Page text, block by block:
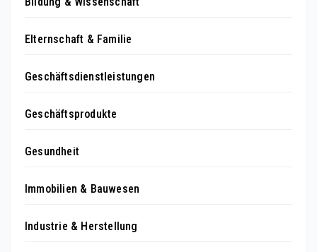
Elternschaft & Familie
Geschäftsdienstleistungen
Geschäftsprodukte
Gesundheit
Immobilien & Bauwesen
Industrie & Herstellung